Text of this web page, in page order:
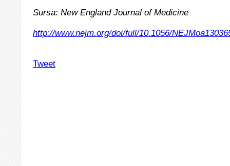
Sursa: New England Journal of Medicine
http://www.nejm.org/doi/full/10.1056/
Tweet